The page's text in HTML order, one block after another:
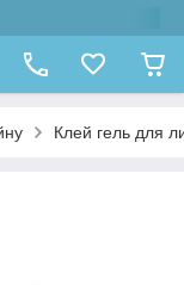
Клей гель для